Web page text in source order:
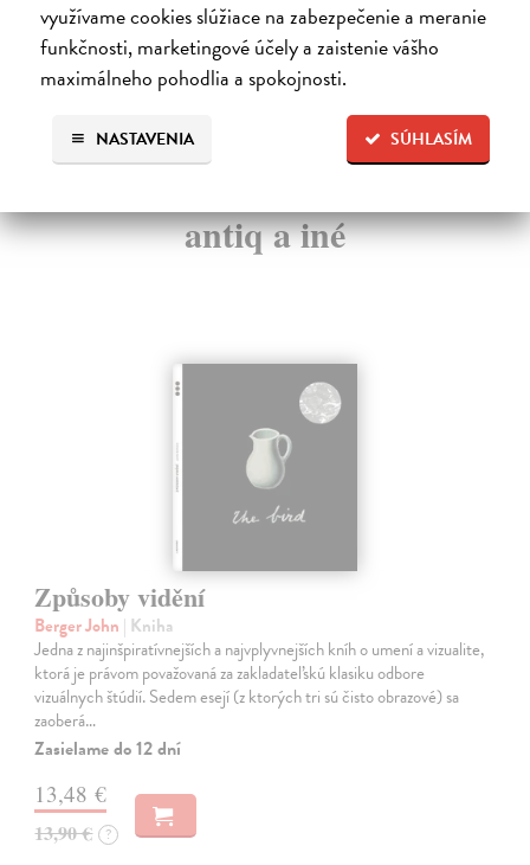
využívame cookies slúžiace na zabezpečenie a meranie
funkčnosti, marketingové účely a zaistenie vášho
maximálneho pohodlia a spokojnosti.
SÚHLASÍM
NASTAVENIA
24,50 €
Ďalšie z kategórie design, móda,
antiq a iné
Způsoby vidění
Berger John | Kniha
Jedna z najinšpiratívnejších a najvplyvnejších kníh o umení a vizualite,
ktorá je právom považovaná za zakladateľskú klasiku odbore
vizuálnych štúdií. Sedem esejí (z ktorých tri sú čisto obrazové) sa
zaoberá…
Zasielame do 12 dní
13,48 €
13,90 € ?